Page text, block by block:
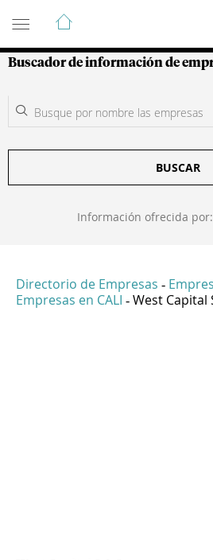
Guía de Empresas
Buscador de información de
BUSCAR
Información ofrecida por:
Directorio de Empresas -
Empresas en CALI - West Capital